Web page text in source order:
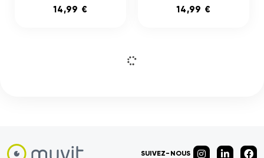
14,99 € 14,99 €
SUIVEZ-NOUS